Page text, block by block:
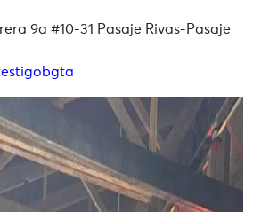
9a #10-31 Pasaje Rivas-Pasaje